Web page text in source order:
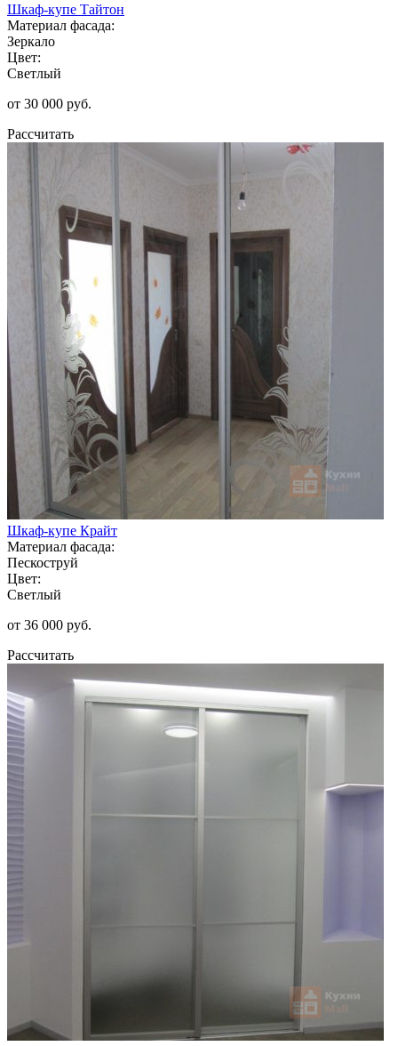
Шкаф-купе Тайтон
Материал фасада:
Зеркало
Цвет:
Светлый
от 30 000 руб.
Рассчитать
Шкаф-купе Крайт
Материал фасада:
Пескоструй
Цвет:
Светлый
от 36 000 руб.
Рассчитать